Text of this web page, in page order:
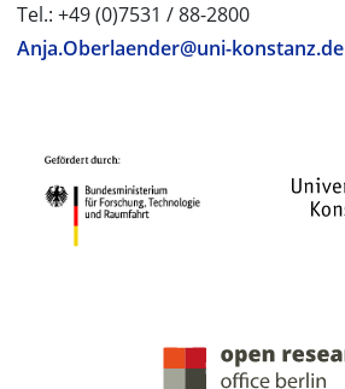
Tel.: +49 (0)7531 / 88-2800
Anja.Oberlaender@uni-konstanz.de